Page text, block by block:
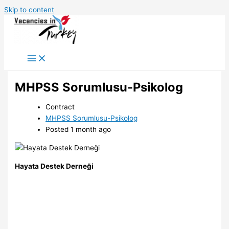
Skip to content
MHPSS Sorumlusu-Psikolog
Contract
MHPSS Sorumlusu-Psikolog
Posted 1 month ago
Hayata Destek Derneği